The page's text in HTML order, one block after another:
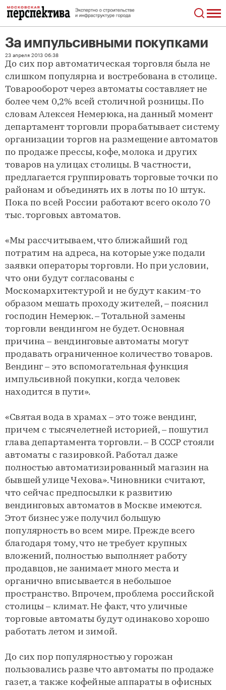
За импульсивными покупками
23 апреля 2013 06:38
За импульсивными покупками
До сих пор автоматическая торговля была не
слишком популярна и востребована в столице.
Товарооборот через автоматы составляет не
более чем 0,2% всей столичной розницы. По
словам Алексея Немерюка, на данный момент
департамент торговли прорабатывает систему
организации торгов на размещение автоматов
по продаже прессы, кофе, молока и других
товаров на улицах столицы. В частности,
предлагается группировать торговые точки по
районам и объединять их в лоты по 10 штук.
Пока по всей России работают всего около 70
тыс. торговых автоматов.
«Мы рассчитываем, что ближайший год
потратим на адреса, на которые уже подали
заявки операторы торговли. Но при условии,
что они будут согласованы с
Москомархитектурой и не будут каким-то
образом мешать проходу жителей, – пояснил
господин Немерюк. – Тотальной замены
торговли вендингом не будет. Основная
причина – вендинговые автоматы могут
продавать ограниченное количество товаров.
Вендинг – это вспомогательная функция
импульсивной покупки, когда человек
находится в пути».
«Святая вода в храмах – это тоже вендинг,
причем с тысячелетней историей, – пошутил
глава департамента торговли. – В СССР стояли
автоматы с газировкой. Работал даже
полностью автоматизированный магазин на
бывшей улице Чехова». Чиновники считают,
что сейчас предпосылки к развитию
вендинговых автоматов в Москве имеются.
Этот бизнес уже получил большую
популярность во всем мире. Прежде всего
благодаря тому, что не требует крупных
вложений, полностью выполняет работу
продавцов, не занимает много места и
органично вписывается в небольшое
пространство. Впрочем, проблема российской
столицы – климат. Не факт, что уличные
торговые автоматы будут одинаково хорошо
работать летом и зимой.
До сих пор популярностью у горожан
пользовались разве что автоматы по продаже
газет, а также кофейные аппараты в офисных